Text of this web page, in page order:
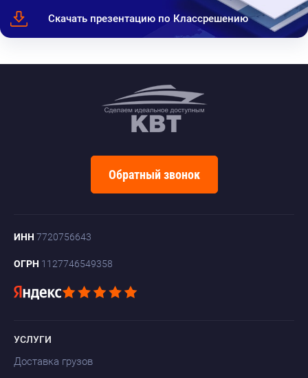
Скачать презентацию по Классрешению
Обратный звонок
ИНН 7720756643
ОГРН 1127746549358
УСЛУГИ
Доставка грузов